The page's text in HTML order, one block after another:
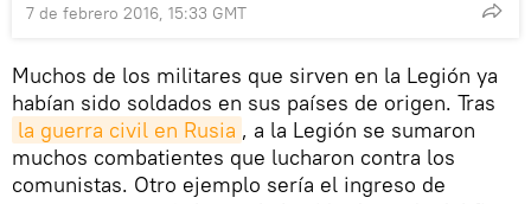
7 de febrero 2016, 15:33 GMT
Muchos de los militares que sirven en la Legión ya
habían sido soldados en sus países de origen. Tras
la guerra civil en Rusia , a la Legión se sumaron
muchos combatientes que lucharon contra los
comunistas. Otro ejemplo sería el ingreso de